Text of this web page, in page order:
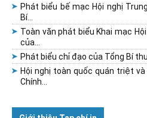
Phát biểu bế mạc Hội nghị
Bí...
Toàn văn phát biểu Khai mạc
của...
Phát biểu chỉ đạo của Tổng Bí
Hội nghị toàn quốc quán triệt
Chính...